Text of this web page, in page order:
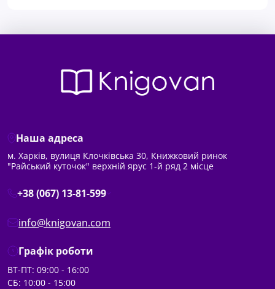
Наша адреса
м. Харків, вулиця Клочківська 30, Книжковий ринок
"Райський куточок" верхній ярус 1-й ряд 2 місце
+38 (067) 13-81-599
info@knigovan.com
Графік роботи
ВТ-ПТ: 09:00 - 16:00
СБ: 10:00 - 15:00